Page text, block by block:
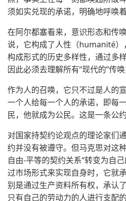
须如实兑现的承诺，明确地呼唤
在阿尔都塞看来，意识形态和传
说，它构成了人性（humanité）
构成形式的历史多样性，通过多
因此必须去理解所有“现代的”传唤
作为人的召唤，它只不过是人的
一个人给每一个人的承诺，即每
民，他就成为公民。这是一条公
对国家持契约论观点的理论家们
约并没有被遵守。但马克思对这
自由-平等的契约关系“转变为自
过市场形式来实现自身时，它就
别是通过生产资料所有权，承认
只有自己的劳动力的人进行支配